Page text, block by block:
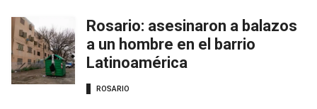
Rosario: asesinaron a balazos
a un hombre en el barrio
Latinoamérica
ROSARIO